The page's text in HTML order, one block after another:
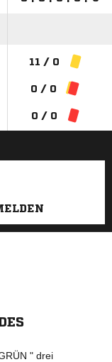
11 / 0
0 / 0
0 / 0
" drei